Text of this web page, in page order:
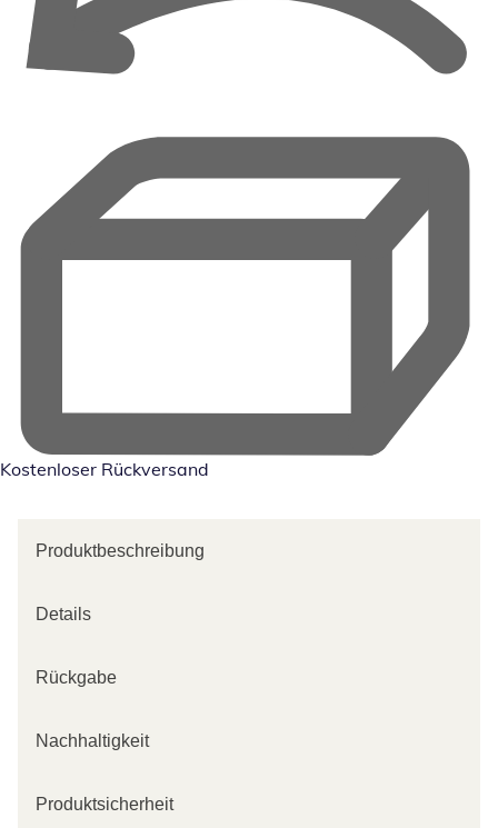
Kostenloser Rückversand
Produktbeschreibung
Details
Rückgabe
Nachhaltigkeit
Produktsicherheit